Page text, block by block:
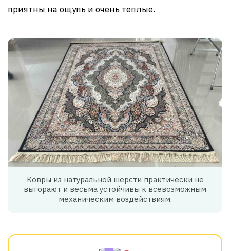
приятны на ощупь и очень теплые.
Ковры из натуральной шерсти практически не
выгорают и весьма устойчивы к всевозможным
механическим воздействиям.